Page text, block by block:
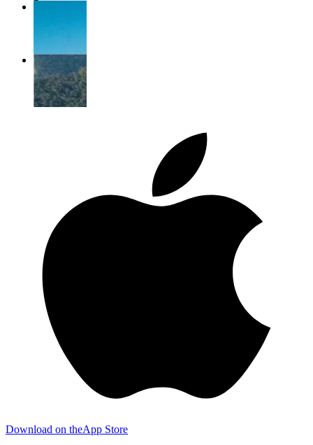
Download on theApp Store